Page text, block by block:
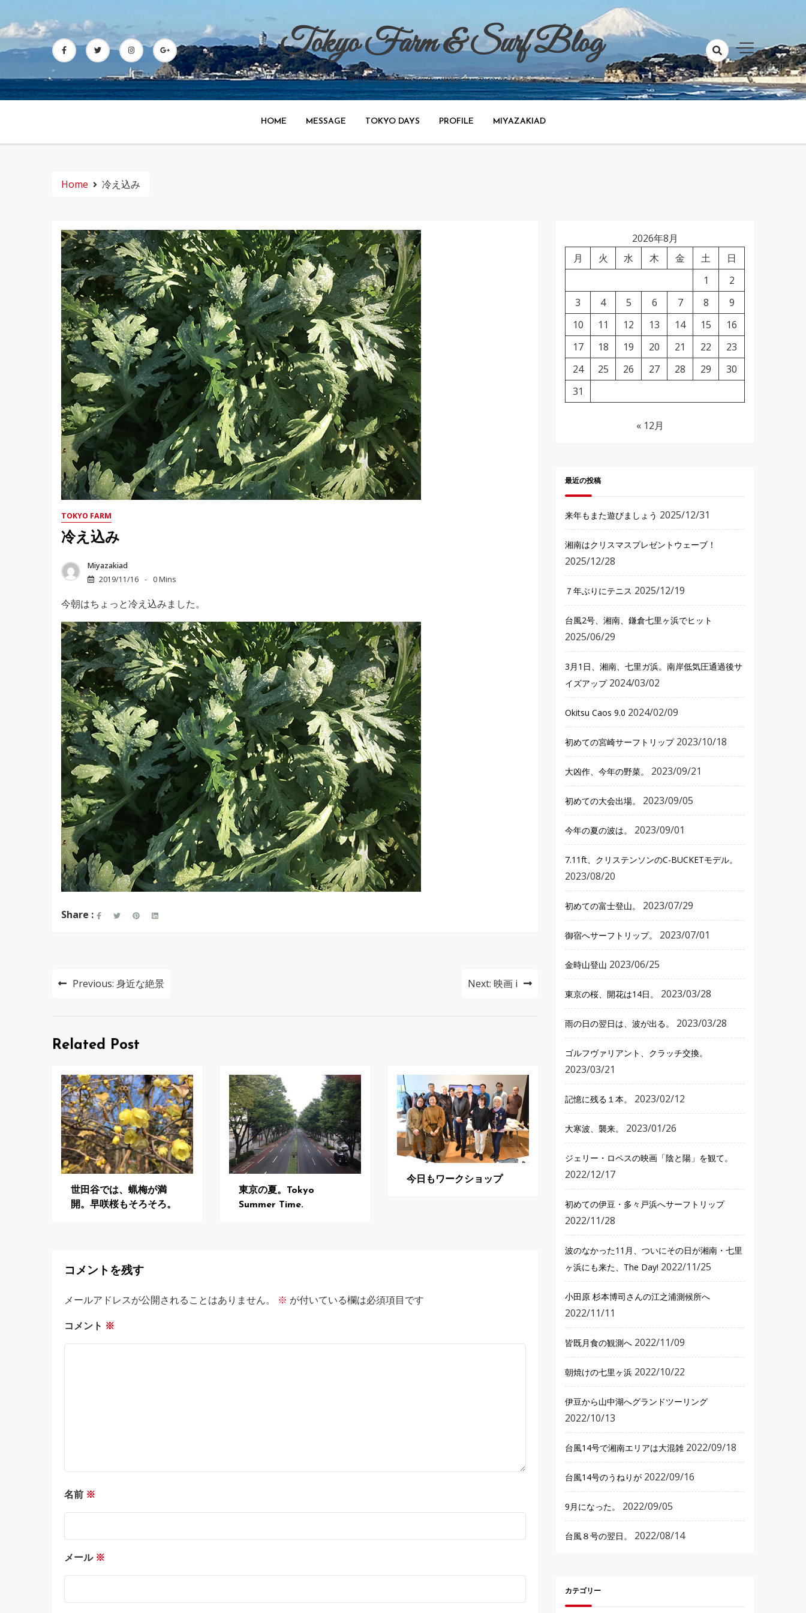
to
content
Tokyo Farm & Surf Blog
世田谷で野菜、渋谷で広告、湘南でサーフィンのブログ。
HOME MESSAGE TOKYO DAYS PROFILE MIYAZAKIAD
Home 冷え込み
TOKYO FARM
冷え込み
Miyazakiad
2019/11/16
0 Mins
今朝はちょっと冷え込みました。
Share :
投
ビ
ー
シ
ョ
ン
Previous: 身近な絶景 Next: 映画 i
Related Post
世田谷では、蝋梅が満
開。早咲桜もそろそろ。
東京の夏。Tokyo
Summer Time.
今日もワークショップ
コメントを残す
メールアドレスが公開されることはありません。 ※ が付いている欄は必須項目です
コメント ※
名前 ※
メール ※
2026年8月
月
火 水 木 金 土
日
1
2
3
4 5 6 7 8
9
10
11 12 13 14 15
16
17
18 19 20 21 22
23
24
25 26 27 28 29
30
31
« 12月
最近の投稿
来年もまた遊びましょう 2025/12/31
湘南はクリスマスプレゼントウェーブ！
2025/12/28
７年ぶりにテニス 2025/12/19
台風2号、湘南、鎌倉七里ヶ浜でヒット
2025/06/29
3月1日、湘南、七里ガ浜。南岸低気圧通過後サ
イズアップ 2024/03/02
Okitsu Caos 9.0 2024/02/09
初めての宮崎サーフトリップ 2023/10/18
大凶作、今年の野菜。 2023/09/21
初めての大会出場。 2023/09/05
今年の夏の波は。 2023/09/01
7.11ft、クリステンソンのC-BUCKETモデル。
2023/08/20
初めての富士登山。 2023/07/29
御宿へサーフトリップ。 2023/07/01
金時山登山 2023/06/25
東京の桜、開花は14日。 2023/03/28
雨の日の翌日は、波が出る。 2023/03/28
ゴルフヴァリアント、クラッチ交換。
2023/03/21
記憶に残る１本。 2023/02/12
大寒波、襲来。 2023/01/26
ジェリー・ロペスの映画「陰と陽」を観て。
2022/12/17
初めての伊豆・多々戸浜へサーフトリップ
2022/11/28
波のなかった11月、ついにその日が湘南・七里
ヶ浜にも来た、The Day! 2022/11/25
小田原 杉本博司さんの江之浦測候所へ
2022/11/11
皆既月食の観測へ 2022/11/09
朝焼けの七里ヶ浜 2022/10/22
伊豆から山中湖へグランドツーリング
2022/10/13
台風14号で湘南エリアは大混雑 2022/09/18
台風14号のうねりが 2022/09/16
9月になった。 2022/09/05
台風８号の翌日。 2022/08/14
カテゴリー